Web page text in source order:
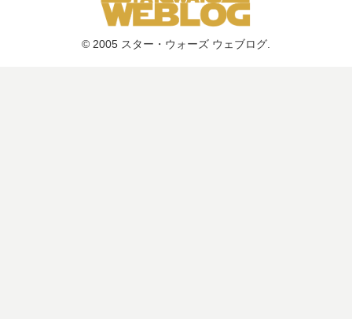
© 2005 スター・ウォーズ ウェブログ.